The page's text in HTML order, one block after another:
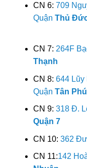
CN 6: 709
Quận Thủ
CN 7: 264F
Thạnh
CN 8: 644 Lũy
Quận Tân Phú
CN 9: 318 Đ.
Quận 7
CN 10: 362
CN 11:142